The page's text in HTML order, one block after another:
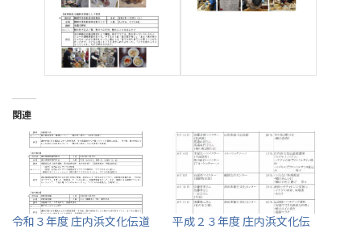
関連
令和３年度 庄内浜文化伝道
平成２３年度 庄内浜文化伝